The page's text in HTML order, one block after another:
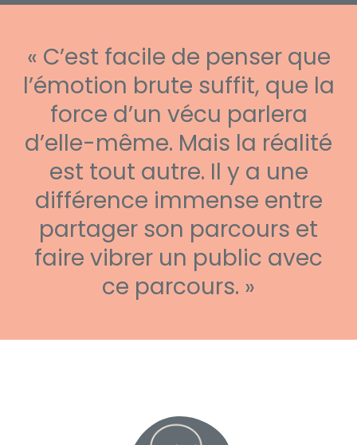
« C’est facile de penser que
l’émotion brute suffit, que la
force d’un vécu parlera
d’elle-même. Mais la réalité
est tout autre. Il y a une
différence immense entre
partager son parcours et
faire vibrer un public avec
ce parcours. »